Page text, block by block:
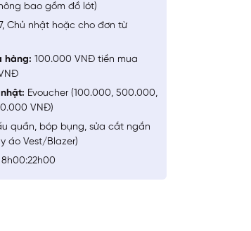
bao gồm đồ lót)
Chủ nhật hoặc cho đơn từ
hàng: 100.000 VNĐ tiền mua
Evoucher (100.000, 500.000,
VNĐ)
quần, bóp bụng, sửa cắt ngắn
áo Vest/Blazer)